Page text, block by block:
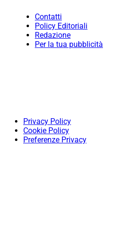
Contatti
Policy Editoriali
Redazione
Per la tua pubblicità
Privacy Policy
Cookie Policy
Preferenze Privacy